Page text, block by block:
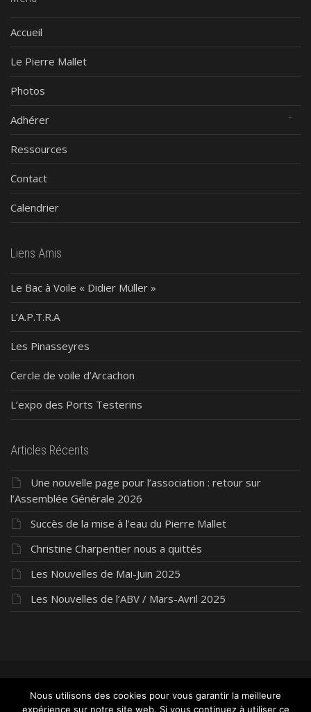
Accueil
Le Pierre Mallet
Photos
Adhérer
Ressources
Contact
Calendrier
Liens Amis
Le Bac à Voile « Didier Müller »
L’A.P.T.R.A
Les Pinasseyres
Cercle de voile d’Arcachon
L’expo des Ports Testerins
Articles Récents
Une nouvelle page pour l’association : retour sur
l’Assemblée Générale 2026
Succès de la mise à l’eau du Pierre Mallet
Christine Charpentier nous a quittés
Les Nouvelles de Mai-Juin 2025
Les Nouvelles de l’ABV / Mars-Avril 2025
©2026 ABV Président Pierre Mallet- Tous droits
Nous utilisons des cookies pour vous garantir la meilleure
expérience sur notre site web. Si vous continuez à utiliser ce